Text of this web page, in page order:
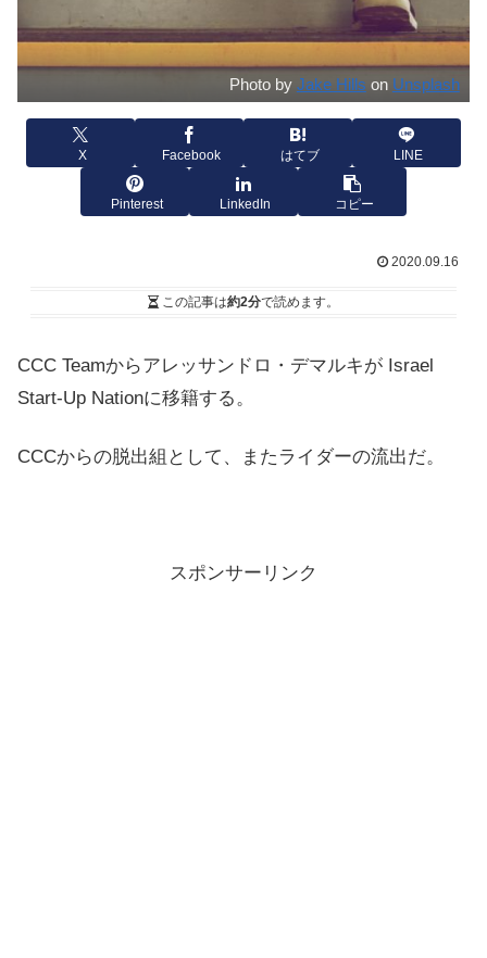
Photo by Jake Hills on Unsplash
X Facebook はてブ LINE
Pinterest LinkedIn コピー
2020.09.16
この記事は約2分で読めます。
CCC Teamからアレッサンドロ・デマルキが Israel
Start-Up Nationに移籍する。
CCCからの脱出組として、またライダーの流出だ。
スポンサーリンク